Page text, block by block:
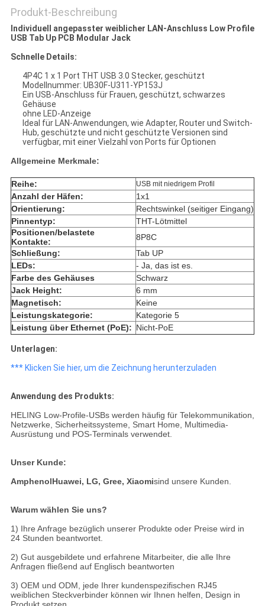
Produkt-Beschreibung
Individuell angepasster weiblicher LAN-Anschluss Low Profile
USB Tab Up PCB Modular Jack
Schnelle Details:
4P4C 1 x 1 Port THT USB 3.0 Stecker, geschützt
Modellnummer: UB30F-U311-YP153J
Ein USB-Anschluss für Frauen, geschützt, schwarzes
Gehäuse
ohne LED-Anzeige
Ideal für LAN-Anwendungen, wie Adapter, Router und Switch-
Hub, geschützte und nicht geschützte Versionen sind
verfügbar, mit einer Vielzahl von Ports für Optionen
Allgemeine Merkmale:
Reihe: USB mit niedrigem Profil
Anzahl der Häfen:
1x1
Orientierung:
Rechtswinkel (seitiger Eingang)
Pinnentyp:
THT-Lötmittel
Positionen/belastete
Kontakte:
8P8C
Schließung:
Tab UP
LEDs:
- Ja, das ist es.
Farbe des Gehäuses
Schwarz
Jack Height:
6 mm
Magnetisch:
Keine
Leistungskategorie:
Kategorie 5
Leistung über Ethernet (PoE): Nicht-PoE
Unterlagen:
*** Klicken Sie hier, um die Zeichnung herunterzuladen
Anwendung des Produkts:
HELING Low-Profile-USBs werden häufig für Telekommunikation,
Netzwerke, Sicherheitssysteme, Smart Home, Multimedia-
Ausrüstung und POS-Terminals verwendet.
Unser Kunde:
AmphenolHuawei, LG, Gree, Xiaomisind unsere Kunden.
Warum wählen Sie uns?
1) Ihre Anfrage bezüglich unserer Produkte oder Preise wird in
24 Stunden beantwortet.
2) Gut ausgebildete und erfahrene Mitarbeiter, die alle Ihre
Anfragen fließend auf Englisch beantworten
3) OEM und ODM, jede Ihrer kundenspezifischen RJ45
weiblichen Steckverbinder können wir Ihnen helfen, Design in